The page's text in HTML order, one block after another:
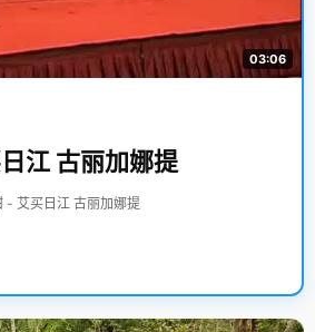
03:06
江 古丽加娜提
- 艾买日江 古丽加娜提